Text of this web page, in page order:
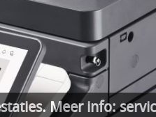
Meer info: